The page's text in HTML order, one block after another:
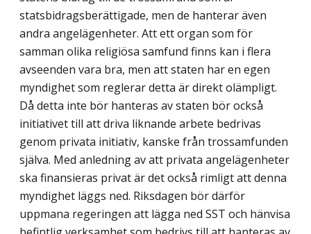
statsbidragsberättigade, men de hanterar även
andra angelägenheter. Att ett organ som för
samman olika religiösa samfund finns kan i flera
avseenden vara bra, men att staten har en egen
myndighet som reglerar detta är direkt olämpligt.
Då detta inte bör hanteras av staten bör också
initiativet till att driva liknande arbete bedrivas
genom privata initiativ, kanske från trossamfunden
själva. Med anledning av att privata angelägenheter
ska finansieras privat är det också rimligt att denna
myndighet läggs ned. Riksdagen bör därför
uppmana regeringen att lägga ned SST och hänvisa